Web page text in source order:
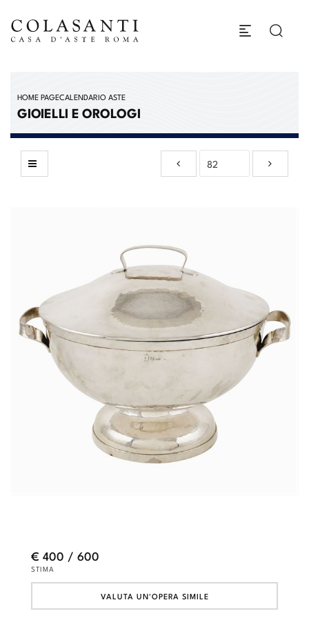
HOME PAGECALENDARIO ASTE
GIOIELLI E OROLOGI
€ 400 / 600
STIMA
VALUTA UN'OPERA SIMILE